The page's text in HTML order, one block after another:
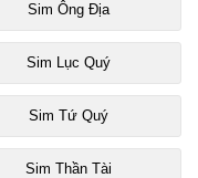
Sim Ông Địa
Sim Lục Quý
Sim Tứ Quý
Sim Thần Tài